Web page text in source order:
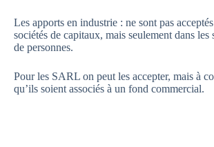
Les apports en industrie : ne sont pas
sociétés de capitaux, mais seulement dans les
de personnes.
Pour les SARL on peut les accepter, mais à
qu’ils soient associés à un fond commercial.